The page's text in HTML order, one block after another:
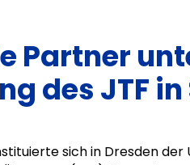
Partner
des JTF
sich in Dresden